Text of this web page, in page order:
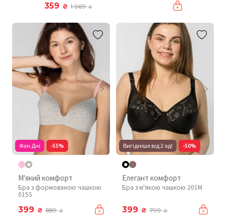
359 ₴ 1 069₴
Фан Дні -55%
М'який комфорт
Бра з формованою чашкою
015S
399 ₴ 889₴
Вигідніше від 2 од! -50%
Елегант комфорт
Бра з м'якою чашкою 201М
399 ₴ 799₴